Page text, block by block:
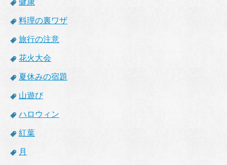
健康
料理の裏ワザ
旅行の注意
花火大会
夏休みの宿題
山遊び
ハロウィン
紅葉
月